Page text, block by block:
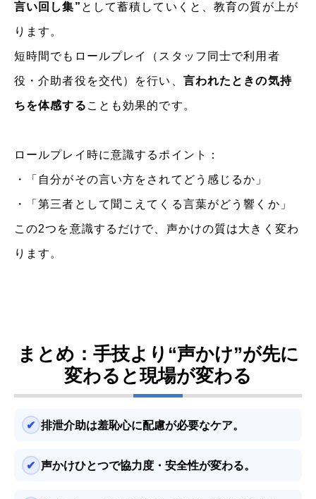
言い回し集” として蓄積していくと、教育の質が上が
ります。
短時間でもロールプレイ（スタッフ同士で利用者
役・介助者役を交代）を行い、 言われたときの気持
ちを体感する ことも効果的です。
ロールプレイ時に意識するポイント：
・「自分がその言い方をされてどう感じるか」
・「第三者として聞こえてくる言葉がどう響くか」
この2つを意識するだけで、声かけの質は大きく変わ
ります。
まとめ：手技より“声かけ”が先に
変わると現場が変わる
排泄介助は羞恥心に配慮が必要なケア。
声かけひとつで協力度・安全性が変わる。